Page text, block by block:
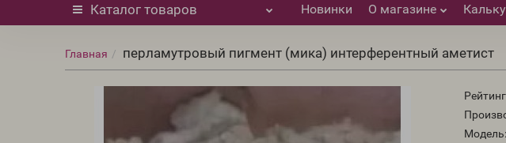
Каталог товаров Новинки О магазине
Главная перламутровый пигмент (мика) интерферентный аметист
Модель: